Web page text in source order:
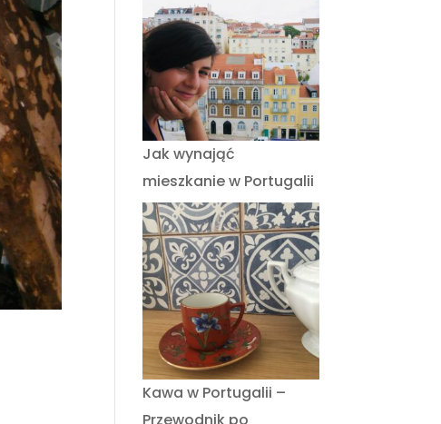
Jak wynająć
mieszkanie w Portugalii
Kawa w Portugalii –
Przewodnik po